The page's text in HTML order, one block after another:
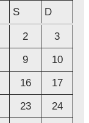
S D
2
3
9
10
16
17
23
24